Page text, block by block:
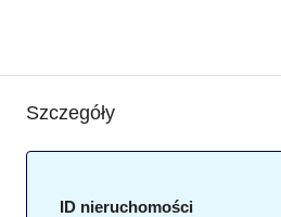
Szczegóły
ID nieruchomości